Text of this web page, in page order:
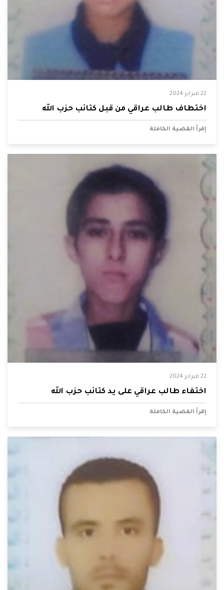
22 فبراير 2024
اختطاف طالب عراقي من قبل كتائب حزب الله
إقرأ القضية الكاملة
22 فبراير 2024
اختفاء طالب عراقي على يد كتائب حزب الله
إقرأ القضية الكاملة